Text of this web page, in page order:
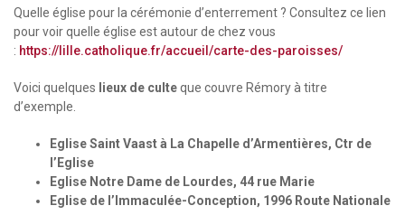
Quelle église pour la cérémonie d’enterrement ? Consultez ce lien
pour voir quelle église est autour de chez vous
: https://lille.catholique.fr/accueil/carte-des-paroisses/
Voici quelques lieux de culteque couvre Rémory à titre
d’exemple.
Eglise Saint Vaast à La Chapelle d’Armentières, Ctr de
l’Eglise
Eglise Notre Dame de Lourdes, 44 rue Marie
Eglise de l’Immaculée-Conception, 1996 Route Nationale